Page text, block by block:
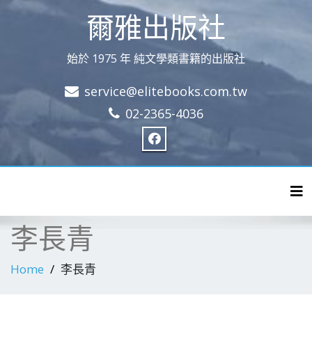
爾雅出版社
始於 1975 年 純文學類書籍的出版社
service@elitebooks.com.tw
02-2365-4036
李長青
Home 李長青